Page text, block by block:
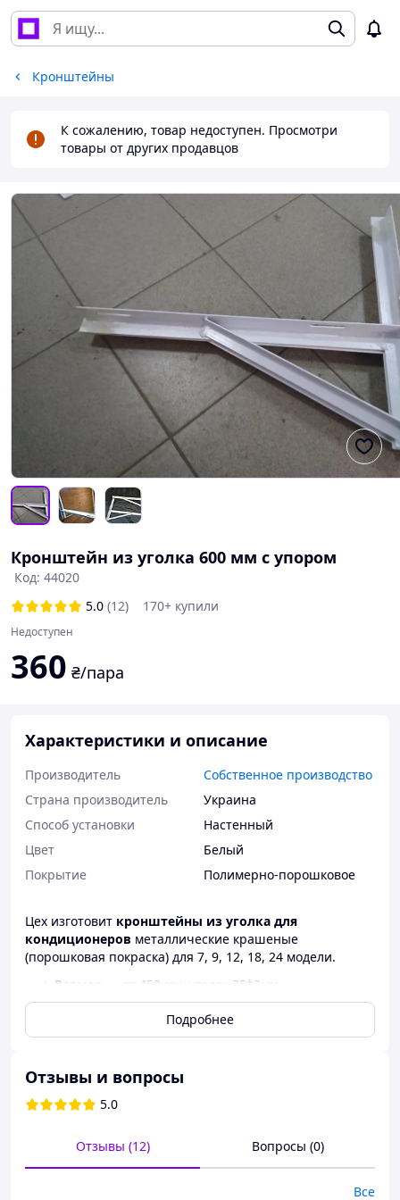
Кронштейны
К сожалению, товар недоступен. Просмотри
товары от других продавцов
Кронштейн из уголка 600 мм с упором
Код: 44020
5.0 (12) 170+ купили
Недоступен
360 ₴/пара
Характеристики и описание
Производитель
Собственное производство
Страна производитель
Украина
Способ установки
Настенный
Цвет
Белый
Покрытие
Полимерно-порошковое
Цех изготовит кронштейны из уголка для
кондиционеров металлические крашеные
(порошковая покраска) для 7, 9, 12, 18, 24 модели.
Размер
― от 450 мм, уголок 35*3мм.
Кронштейн кондиционера предназначен для
В стойке кронштейна для кондиционера
предусмотрены отверстия, через которые кронштейн
Подробнее
Отзывы и вопросы
5.0
Отзывы (12) Вопросы (0)
Все